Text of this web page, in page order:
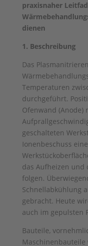
praxisnaher
dienen
1. Beschreibung
Das
Temperaturen
durchgeführt.
Ofenwand (Anode)
geschalteten
Ionenbeschuss
das Aufheizen und
folgen.
Schnellabkühlung
gebracht. Heute
auch im gepulsten
Bauteile,
Maschinenbauteile